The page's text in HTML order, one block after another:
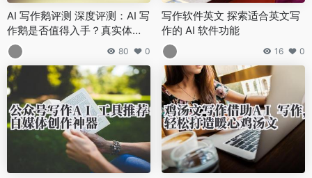
AI 写作鹅评测 深度评测：AI 写
作鹅是否值得入手？真实体验
数据大公开
80 0
写作软件英文 探索适合英文写
作的 AI 软件功能
16 0